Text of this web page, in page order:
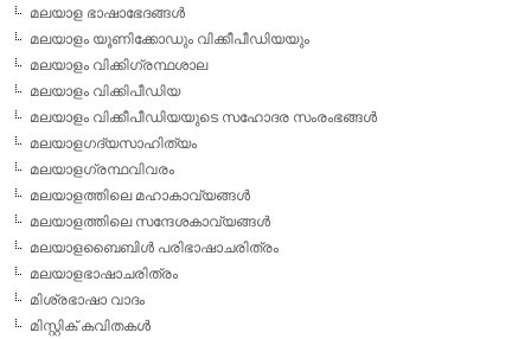
മലയാള ഭാഷാഭേദങ്ങള്‍
മലയാളം യൂണിക്കോഡും വിക്കീപീഡിയയും
മലയാളം വിക്കിഗ്രന്ഥശാല
മലയാളം വിക്കിപീഡിയ
മലയാളം വിക്കീപീഡിയയുടെ സഹോദര സംരംഭങ്ങള്‍
മലയാളഗദ്യസാഹിത്യം
മലയാളഗ്രന്ഥവിവരം
മലയാളത്തിലെ മഹാകാവ്യങ്ങള്‍
മലയാളത്തിലെ സന്ദേശകാവ്യങ്ങള്‍
മലയാളബൈബിള്‍ പരിഭാഷാചരിത്രം
മലയാളഭാഷാചരിത്രം
മിശ്രഭാഷാ വാദം
മിസ്റ്റിക് കവിതകള്‍